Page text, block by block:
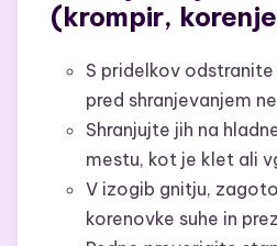
(krompir,
S pridelkov
pred shranjevanjem
Shranjujte jih na
mestu, kot je klet ali
V izogib gnitju,
korenovke suhe in